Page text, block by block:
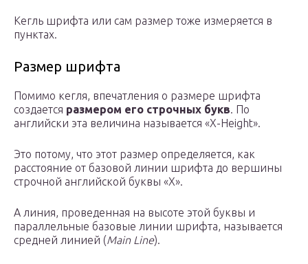
Кегль шрифта или сам размер тоже измеряется в
пунктах.
Размер шрифта
Помимо кегля, впечатления о размере шрифта
создается размером его строчных букв. По
английски эта величина называется «X-Height».
Это потому, что этот размер определяется, как
расстояние от базовой линии шрифта до вершины
строчной английской буквы «X».
А линия, проведенная на высоте этой буквы и
параллельные базовые линии шрифта, называется
средней линией (Main Line).